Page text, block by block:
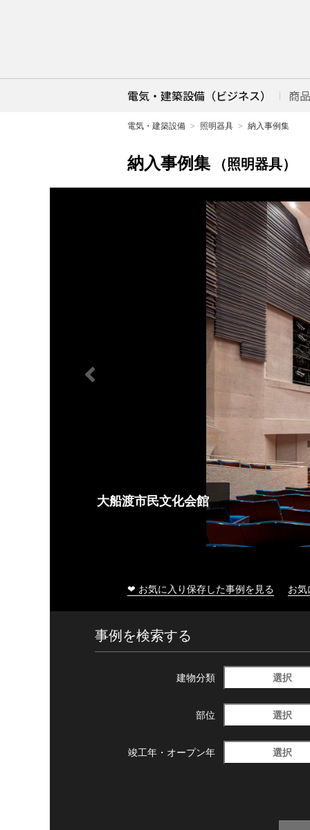
電気・建築設備（ビジネス） 商
電気・建築設備 照明器具 納入事例集
納入事例集 （照明器具）
大船渡市民文化会館
❤ お気に入り保存した事例を見る お
事例を検索する
建物分類 選択
部位 選択
竣工年・ オープン年 選択